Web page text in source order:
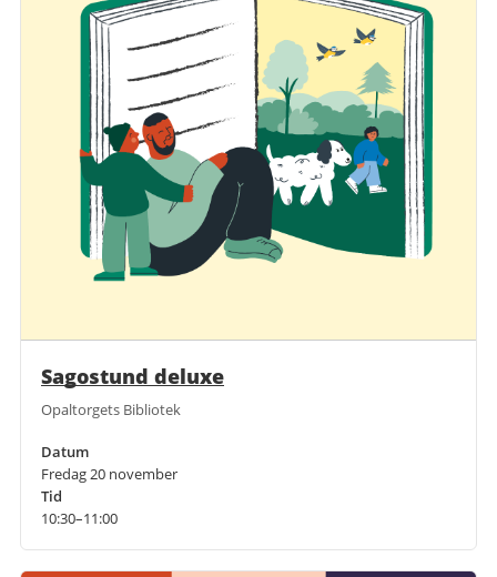
Sagostund deluxe
Opaltorgets Bibliotek
Datum
Fredag 20 november
Tid
10:30–11:00